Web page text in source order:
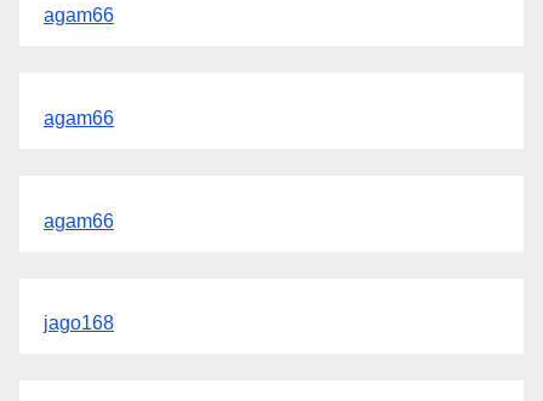
agam66
agam66
agam66
jago168